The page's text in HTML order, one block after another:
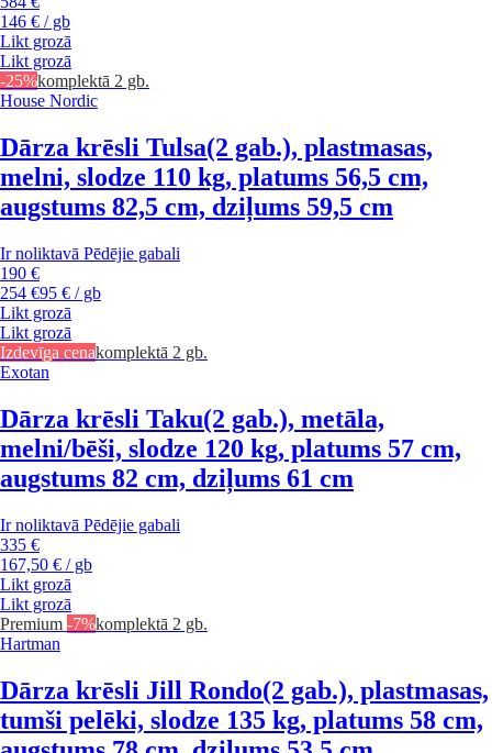
146 € / gb
Likt grozā
Likt grozā
-25%komplektā 2 gb.
House Nordic
Dārza krēsli Tulsa(2 gab.), plastmasas,
melni, slodze 110 kg, platums 56,5 cm,
augstums 82,5 cm, dziļums 59,5 cm
Ir noliktavā Pēdējie gabali
190 €
254 €95 € / gb
Likt grozā
Likt grozā
Izdevīga cenakomplektā 2 gb.
Exotan
Dārza krēsli Taku(2 gab.), metāla,
melni/bēši, slodze 120 kg, platums 57 cm,
augstums 82 cm, dziļums 61 cm
Ir noliktavā Pēdējie gabali
335 €
167,50 € / gb
Likt grozā
Likt grozā
Premium -7%komplektā 2 gb.
Hartman
Dārza krēsli Jill Rondo(2 gab.), plastmasas,
tumši pelēki, slodze 135 kg, platums 58 cm,